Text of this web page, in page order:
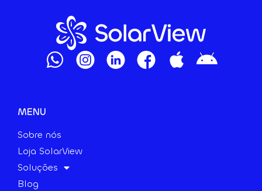
MENU
Sobre nós
Loja SolarView
Soluções
Blog